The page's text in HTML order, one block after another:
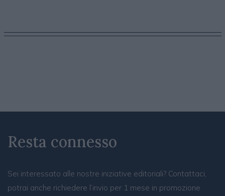
Resta connesso
Sei interessato alle nostre iniziative editoriali? Contattaci,
potrai anche richiedere l’invio per 1 mese in promozione